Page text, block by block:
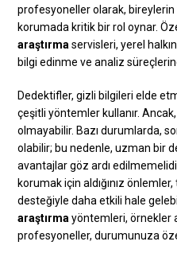
profesyoneller olarak,
korumada kritik bir rol oynar.
araştırmaservisleri, yerel
bilgi edinme ve analiz
Dedektifler, gizli bilgileri elde
çeşitli yöntemler kullanır.
olmayabilir. Bazı durumlarda,
olabilir; bu nedenle, uzman bir
avantajlar göz ardı
korumak için aldığınız
desteğiyle daha etkili hale
araştırmayöntemleri, örnekler
profesyoneller, durumunuza